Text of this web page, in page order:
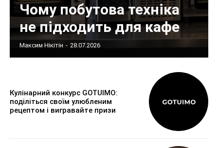
Чому побутова техніка
не підходить для кафе
Максим Нікітін - 28.07.2026
Кулінарний конкурс GOTUIMO:
поділіться своїм улюбленим
рецептом і вигравайте призи